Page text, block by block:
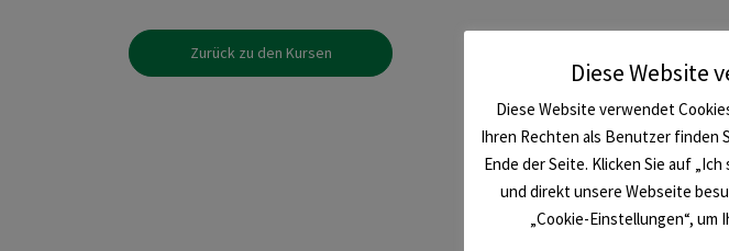
Zurück zu den Kursen
Diese Website
Diese Website verwendet
Ihren Rechten als Benutzer finden
Ende der Seite. Klicken Sie auf
und direkt unsere Webseite
„Cookie-Einstellungen“, um